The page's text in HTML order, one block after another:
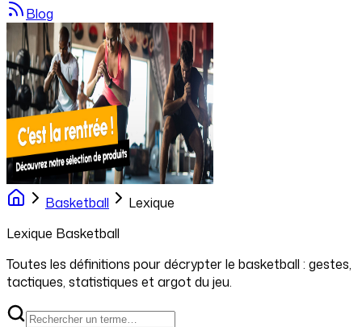
Blog
Basketball
Lexique
Lexique Basketball
Toutes les définitions pour décrypter le basketball : gestes,
tactiques, statistiques et argot du jeu.